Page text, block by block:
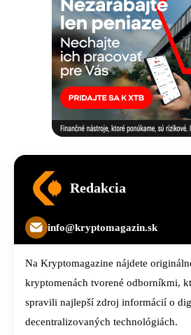
Redakcia
info@kryptomagazin.sk
Na Kryptomagazine nájdete
kryptomenách tvorené odborníkmi,
spravili najlepší zdroj informácií o
decentralizovaných technológiách.